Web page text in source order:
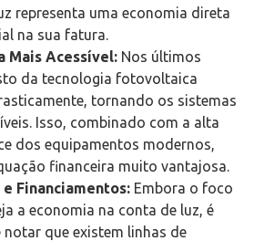
representa uma economia direta
na sua fatura.
Mais Acessível: Nos últimos
da tecnologia fotovoltaica
tornando os sistemas
Isso, combinado com a alta
dos equipamentos modernos,
financeira muito vantajosa.
Financiamentos: Embora o foco
a economia na conta de luz, é
que existem linhas de